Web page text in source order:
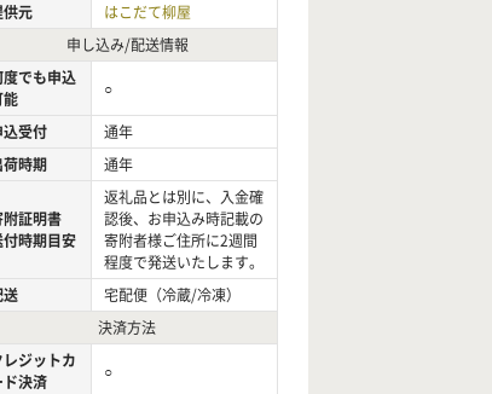
供元
はこだて柳屋
申し込み/配送情報
度でも申込
能
○
込受付
通年
荷時期
通年
附証明書
付時期目安
返礼品とは別に、入金確
認後、お申込み時記載の
寄附者様ご住所に2週間
程度で発送いたします。
送
宅配便（冷蔵/冷凍）
決済方法
レジットカ
ド決済
○